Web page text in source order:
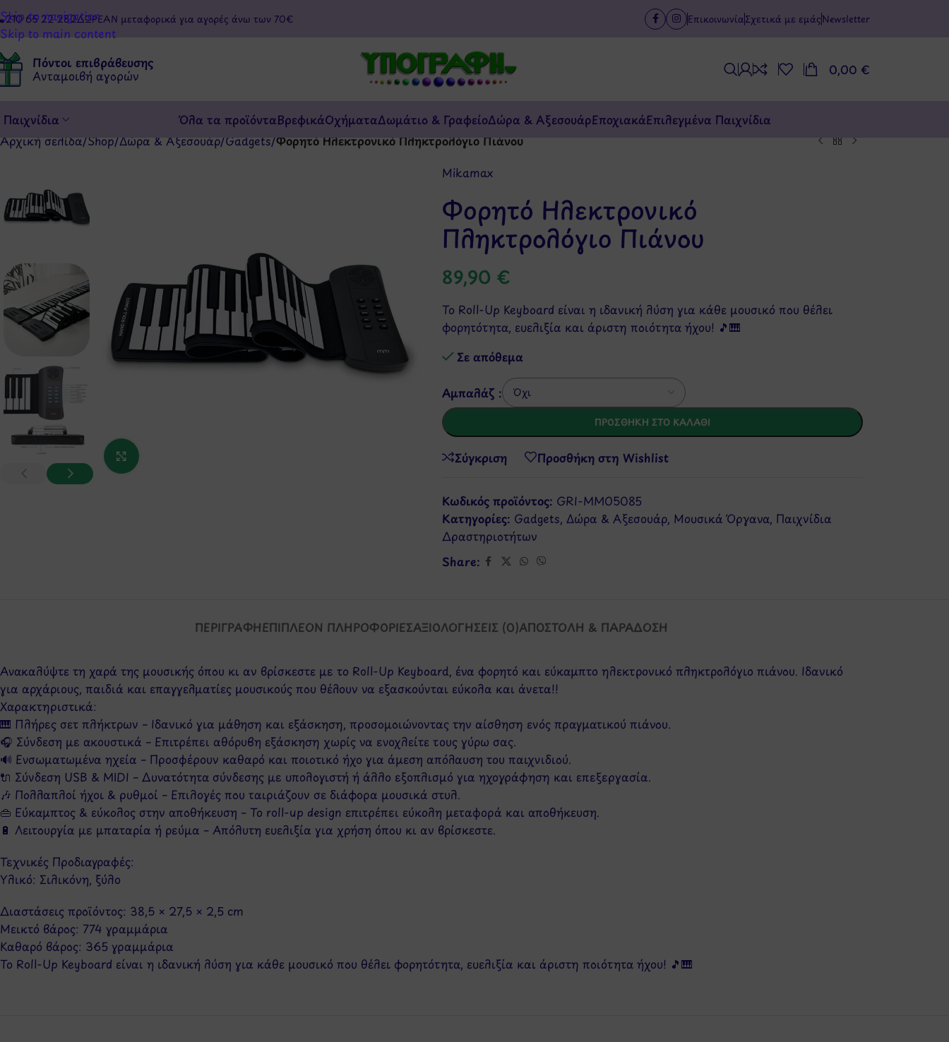
Skip to navigation
Skip to main content
210 65 22 282ΔΩΡΕΑΝ μεταφορικά για αγορές άνω των 70€ Επικοινωνία Σχετικά με εμάςNewsletter
Πόντοι επιβράβευσης
Ανταμοιβή αγορών 0,00 €
Παιχνίδια Όλα τα προϊόνταΒρεφικάΟχήματαΔωμάτιο & ΓραφείοΔώρα & ΑξεσουάρΕποχιακάΕπιλεγμένα Παιχνίδια
Αρχική σελίδα/Shop/Δώρα & Αξεσουάρ/Gadgets/Φορητό Ηλεκτρονικό Πληκτρολόγιο Πιάνου
Mikamax
Φορητό Ηλεκτρονικό
Πληκτρολόγιο Πιάνου
89,90 €
Το Roll-Up Keyboard είναι η ιδανική λύση για κάθε μουσικό που θέλει
φορητότητα, ευελιξία και άριστη ποιότητα ήχου! 🎵🎹
Σε απόθεμα
Αμπαλάζ :
ΠΡΟΣΘΉΚΗ ΣΤΟ ΚΑΛΆΘΙ
Σύγκριση Προσθήκη στη Wishlist
Κωδικός προϊόντος: GRI-MM05085
Κατηγορίες: Gadgets, Δώρα & Αξεσουάρ, Μουσικά Όργανα, Παιχνίδια
Δραστηριοτήτων
Share:
ΠΕΡΙΓΡΑΦΉΕΠΙΠΛΈΟΝ ΠΛΗΡΟΦΟΡΊΕΣΑΞΙΟΛΟΓΉΣΕΙΣ (0)ΑΠΟΣΤΟΛΉ & ΠΑΡΆΔΟΣΗ
Ανακαλύψτε τη χαρά της μουσικής όπου κι αν βρίσκεστε με το Roll-Up Keyboard, ένα φορητό και εύκαμπτο ηλεκτρονικό πληκτρολόγιο πιάνου. Ιδανικό
για αρχάριους, παιδιά και επαγγελματίες μουσικούς που θέλουν να εξασκούνται εύκολα και άνετα!!
Χαρακτηριστικά:
🎹 Πλήρες σετ πλήκτρων – Ιδανικό για μάθηση και εξάσκηση, προσομοιώνοντας την αίσθηση ενός πραγματικού πιάνου.
🎧 Σύνδεση με ακουστικά – Επιτρέπει αθόρυβη εξάσκηση χωρίς να ενοχλείτε τους γύρω σας.
🔊 Ενσωματωμένα ηχεία – Προσφέρουν καθαρό και ποιοτικό ήχο για άμεση απόλαυση του παιχνιδιού.
🔌 Σύνδεση USB & MIDI – Δυνατότητα σύνδεσης με υπολογιστή ή άλλο εξοπλισμό για ηχογράφηση και επεξεργασία.
🎶 Πολλαπλοί ήχοι & ρυθμοί – Επιλογές που ταιριάζουν σε διάφορα μουσικά στυλ.
👜 Εύκαμπτος & εύκολος στην αποθήκευση – Το roll-up design επιτρέπει εύκολη μεταφορά και αποθήκευση.
🔋 Λειτουργία με μπαταρία ή ρεύμα – Απόλυτη ευελιξία για χρήση όπου κι αν βρίσκεστε.
Τεχνικές Προδιαγραφές:
Υλικό: Σιλικόνη, ξύλο
Διαστάσεις προϊόντος: 38,5 × 27,5 × 2,5 cm
Μεικτό βάρος: 774 γραμμάρια
Καθαρό βάρος: 365 γραμμάρια
Το Roll-Up Keyboard είναι η ιδανική λύση για κάθε μουσικό που θέλει φορητότητα, ευελιξία και άριστη ποιότητα ήχου! 🎵🎹